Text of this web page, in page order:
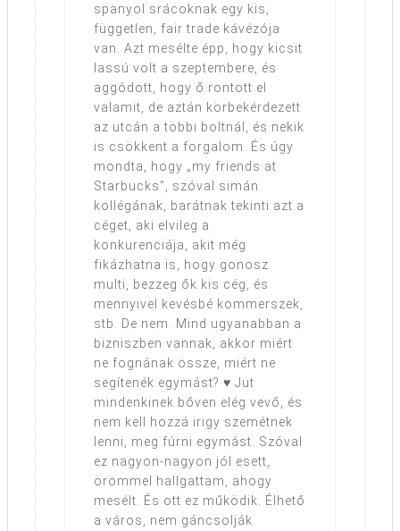
spanyol srácoknak egy kis,
független, fair trade kávézója
van. Azt mesélte épp, hogy kicsit
lassú volt a szeptembere, és
aggódott, hogy ő rontott el
valamit, de aztán körbekérdezett
az utcán a többi boltnál, és nekik
is csökkent a forgalom. És úgy
mondta, hogy „my friends at
Starbucks”, szóval simán
kollégának, barátnak tekinti azt a
céget, aki elvileg a
konkurenciája, akit még
fikázhatna is, hogy gonosz
multi, bezzeg ők kis cég, és
mennyivel kevésbé kommerszek,
stb. De nem. Mind ugyanabban a
bizniszben vannak, akkor miért
ne fognának össze, miért ne
segítenék egymást? ♥ Jut
mindenkinek bőven elég vevő, és
nem kell hozzá irigy szemétnek
lenni, meg fúrni egymást. Szóval
ez nagyon-nagyon jól esett,
örömmel hallgattam, ahogy
mesélt. És ott ez működik. Élhető
a város, nem gáncsolják